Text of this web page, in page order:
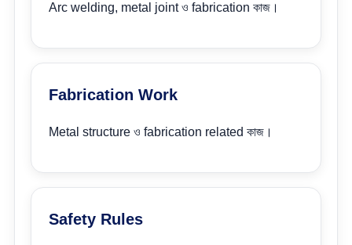
Arc welding, metal joint ও fabrication কাজ।
Fabrication Work
Metal structure ও fabrication related কাজ।
Safety Rules